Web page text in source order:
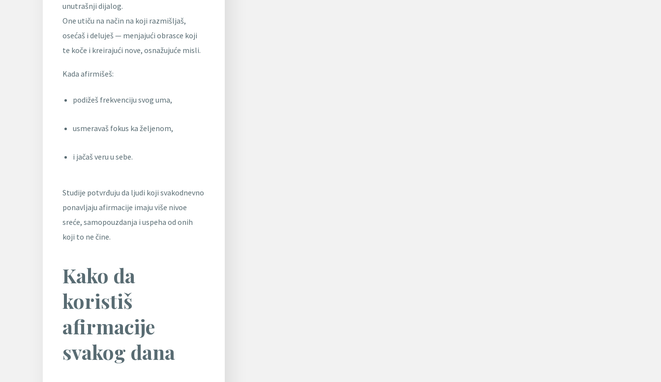
unutrašnji dijalog.
One utiču na način na koji razmišljaš,
osećaš i deluješ — menjajući obrasce koji
te koče i kreirajući nove, osnažujuće misli.
Kada afirmišeš:
podižeš frekvenciju svog uma,
usmeravaš fokus ka željenom,
i jačaš veru u sebe.
Studije potvrđuju da ljudi koji svakodnevno
ponavljaju afirmacije imaju više nivoe
sreće, samopouzdanja i uspeha od onih
koji to ne čine.
Kako da
koristiš
afirmacije
svakog dana